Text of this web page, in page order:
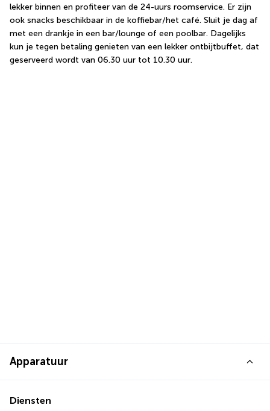
lekker binnen en profiteer van de 24-uurs roomservice. Er zijn
ook snacks beschikbaar in de koffiebar/het café. Sluit je dag af
met een drankje in een bar/lounge of een poolbar. Dagelijks
kun je tegen betaling genieten van een lekker ontbijtbuffet, dat
geserveerd wordt van 06.30 uur tot 10.30 uur.
Apparatuur
Diensten